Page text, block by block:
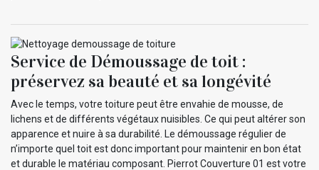
Service de Démoussage de toit :
préservez sa beauté et sa longévité
Avec le temps, votre toiture peut être envahie de mousse, de
lichens et de différents végétaux nuisibles. Ce qui peut altérer son
apparence et nuire à sa durabilité. Le démoussage régulier de
n’importe quel toit est donc important pour maintenir en bon état
et durable le matériau composant. Pierrot Couverture 01 est votre